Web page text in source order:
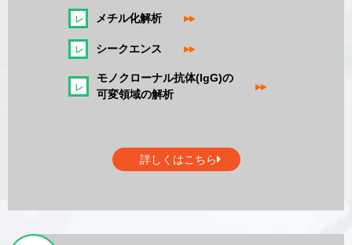
メチル化解析▸▸
シークエンス ▸▸
モノクローナル抗体(IgG)の
可変領域の解析
▸▸
詳しくはこちら